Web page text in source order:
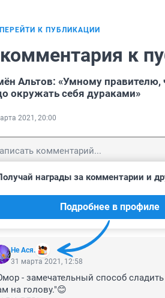
ПЕРЕЙТИ К ПУБЛИКАЦИИ
к
Альтов: «Умному
окружать себя дураками»
2021, 20:00
Не Ася.
награды за комментарии и
Подробнее в профиле
31 марта 2021, 12:58
- замечательный способ
на голову."😊